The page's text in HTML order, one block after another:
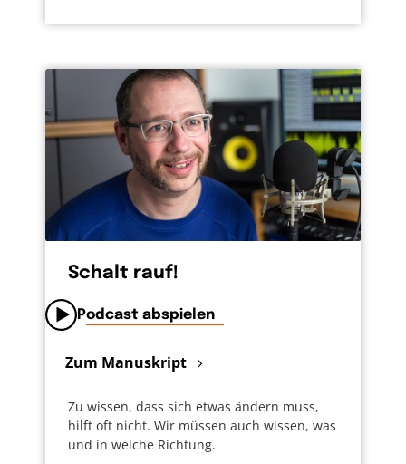
Schalt rauf!
Podcast abspielen
Zum Manuskript
Zu wissen, dass sich etwas ändern muss,
hilft oft nicht. Wir müssen auch wissen, was
und in welche Richtung.